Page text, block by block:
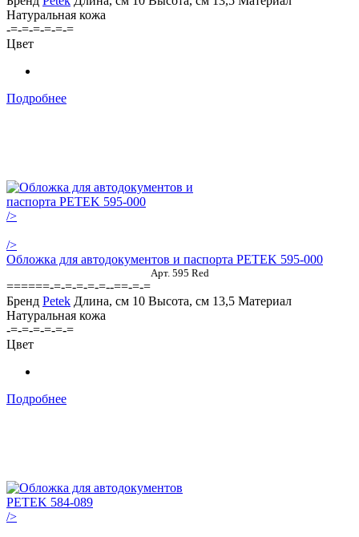
Натуральная кожа
-=-=-=-=-=-=
Цвет
Подробнее
/>
/>
Обложка для автодокументов и паспорта PETEK 595-000
Арт. 595 Red
======-=-=-=-=-=--==-=-=
Бренд Petek Длина, см 10 Высота, см 13,5 Материал
Натуральная кожа
-=-=-=-=-=-=
Цвет
Подробнее
/>